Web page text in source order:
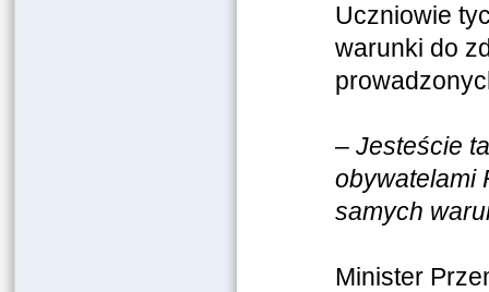
Uczniowie
warunki do
– Jesteście
obywatelami
samych
Minister